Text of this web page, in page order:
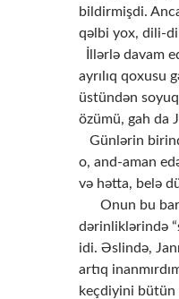
bildirmişdi.
qəlbi yox, dili-
İllərlə davam
ayrılıq qoxusu
üstündən
özümü, gah da
Günlərin
o, and-aman
və hətta, belə
Onun bu
dərinliklərində
idi. Əslində,
artıq
keçdiyini bütün